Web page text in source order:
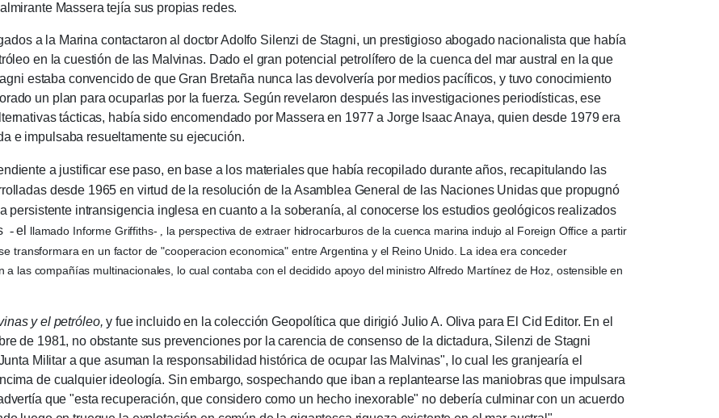
Massera tejía sus propias redes.
a la Marina contactaron al doctor Adolfo Silenzi de Stagni, un prestigioso abogado nacionalista que había
en la cuestión de las Malvinas. Dado el gran potencial petrolífero de la cuenca del mar austral en la que
estaba convencido de que Gran Bretaña nunca las devolvería por medios pacíficos, y tuvo conocimiento
un plan para ocuparlas por la fuerza. Según revelaron después las investigaciones periodísticas, ese
tácticas, había sido encomendado por Massera en 1977 a Jorge Isaac Anaya, quien desde 1979 era
e impulsaba resueltamente su ejecución.
a justificar ese paso, en base a los materiales que había recopilado durante años, recapitulando las
desde 1965 en virtud de la resolución de la Asamblea General de las Naciones Unidas que propugnó
persistente intransigencia inglesa en cuanto a la soberanía, al conocerse los estudios geológicos realizados
- el llamado Informe Griffiths- , la perspectiva de extraer hidrocarburos de la cuenca marina indujo al Foreign Office a partir
transformara en un factor de "cooperacion economica" entre Argentina y el Reino Unido. La idea era conceder
a las compañías multinacionales, lo cual contaba con el decidido apoyo del ministro Alfredo Martínez de Hoz, ostensible en
y el petróleo, y fue incluido en la colección Geopolítica que dirigió Julio A. Oliva para El Cid Editor. En el
de 1981, no obstante sus prevenciones por la carencia de consenso de la dictadura, Silenzi de Stagni
Militar a que asuman la responsabilidad histórica de ocupar las Malvinas", lo cual les granjearía el
de cualquier ideología. Sin embargo, sospechando que iban a replantearse las maniobras que impulsara
que "esta recuperación, que considero como un hecho inexorable" no debería culminar con un acuerdo